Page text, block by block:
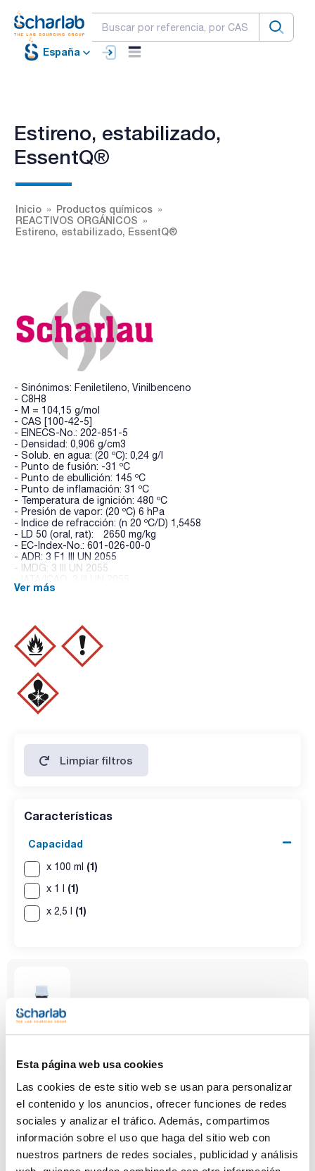
Esta página web usa cookies
Las cookies de este sitio web se usan para personalizar
el contenido y los anuncios, ofrecer funciones de redes
sociales y analizar el tráfico. Además, compartimos
información sobre el uso que haga del sitio web con
nuestros partners de redes sociales, publicidad y análisis
España
Estireno, estabilizado,
EssentQ®
Inicio
Productos químicos
REACTIVOS ORGÁNICOS
Estireno, estabilizado, EssentQ®
- Sinónimos: Feniletileno, Vinilbenceno
- C8H8
- M = 104,15 g/mol
- CAS [100-42-5]
- EINECS-No.: 202-851-5
- Densidad: 0,906 g/cm3
- Solub. en agua: (20 ºC): 0,24 g/l
- Punto de fusión: -31 ºC
- Punto de ebullición: 145 ºC
- Punto de inflamación: 31 ºC
- Temperatura de ignición: 480 ºC
- Presión de vapor: (20 ºC) 6 hPa
- Indice de refracción: (n 20 ºC/D) 1,5458
- LD 50 (oral, rat): 2650 mg/kg
- EC-Index-No.: 601-026-00-0
- ADR: 3 F1 III UN 2055
- IMDG: 3 III UN 2055
- Palabra de advertencia-GHS: Peligro
- P370+P378 - P405 - P501a
- Partida arancelaria: 2902 50 00 00
ESPECIFICACIONES
contenido (G.C.): min. 99 %
identidad (IR-spectrum): pasa test
densidad(20º/4º): 0,904 - 0,908
agua (K.F.): max. 0,05 %
Ver más
Limpiar filtros
Características
Capacidad
x 100 ml (1)
x 1 l (1)
x 2,5 l (1)
Capacidad
x 100 ml
Referencia
ES01400100
Envase
x 100 ml :: Botella
Precio
Comprar
Disponibilidad
Ver stock